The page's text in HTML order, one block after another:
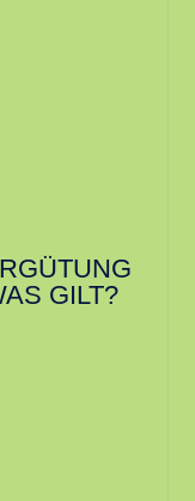
GILT?